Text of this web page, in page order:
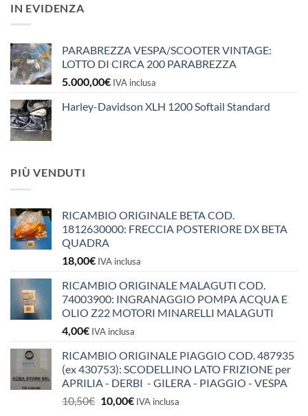
IN EVIDENZA
PARABREZZA VESPA/SCOOTER VINTAGE:
LOTTO DI CIRCA 200 PARABREZZA
5.000,00€ IVA inclusa
Harley-Davidson XLH 1200 Softail Standard
PIÙ VENDUTI
RICAMBIO ORIGINALE BETA COD.
1812630000: FRECCIA POSTERIORE DX BETA
QUADRA
18,00€ IVA inclusa
RICAMBIO ORIGINALE MALAGUTI COD.
74003900: INGRANAGGIO POMPA ACQUA E
OLIO Z22 MOTORI MINARELLI MALAGUTI
4,00€ IVA inclusa
RICAMBIO ORIGINALE PIAGGIO COD. 487935
(ex 430753): SCODELLINO LATO FRIZIONE per
APRILIA - DERBI - GILERA - PIAGGIO - VESPA
10,50€ Il
10,00€IlIVA inclusa